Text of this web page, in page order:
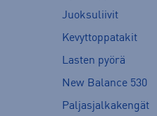
Juoksuliivit
Kevyttoppatakit
Lasten pyörä
New Balance 530
Paljasjalkakengät